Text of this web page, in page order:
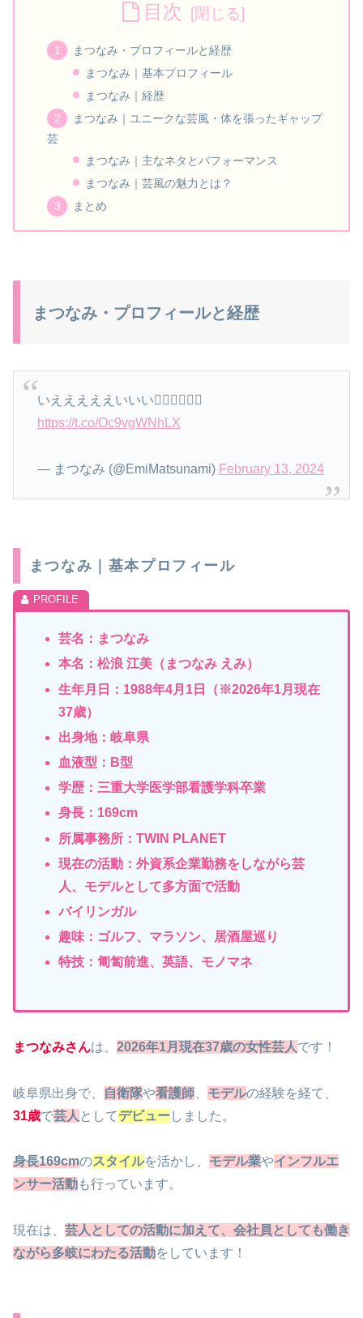
目次
まつなみ・プロフィールと経歴
まつなみ｜基本プロフィール
まつなみ｜経歴
まつなみ｜ユニークな芸風・体を張ったギャップ
芸
まつなみ｜主なネタとパフォーマンス
まつなみ｜芸風の魅力とは？
まとめ
まつなみ・プロフィールと経歴
いえええええいいい🏋🏻🏋🏻🏋🏻
https://t.co/Oc9vgWNhLX
— まつなみ (@EmiMatsunami) February 13, 2024
まつなみ｜基本プロフィール
芸名：まつなみ
本名：松浪 江美（まつなみ えみ）
生年月日：1988年4月1日（※2026年1月現在
37歳）
出身地：岐阜県
血液型：B型
学歴：三重大学医学部看護学科卒業
身長：169cm
所属事務所：TWIN PLANET
現在の活動：外資系企業勤務をしながら芸
人、モデルとして多方面で活動
バイリンガル
趣味：ゴルフ、マラソン、居酒屋巡り
特技：匍匐前進、英語、モノマネ
まつなみさんは、 2026年1月現在37歳の女性芸人です！
岐阜県出身で、 自衛隊や看護師 モデルの経験を経て、
31歳で芸人 としてデビューしました。
身長169cmのスタイルを活かし、 モデル業やインフルエ
ンサー活動も行っています。
現在は、 芸人としての活動に加えて、会社員としても働き
ながら多岐にわたる活動をしています！